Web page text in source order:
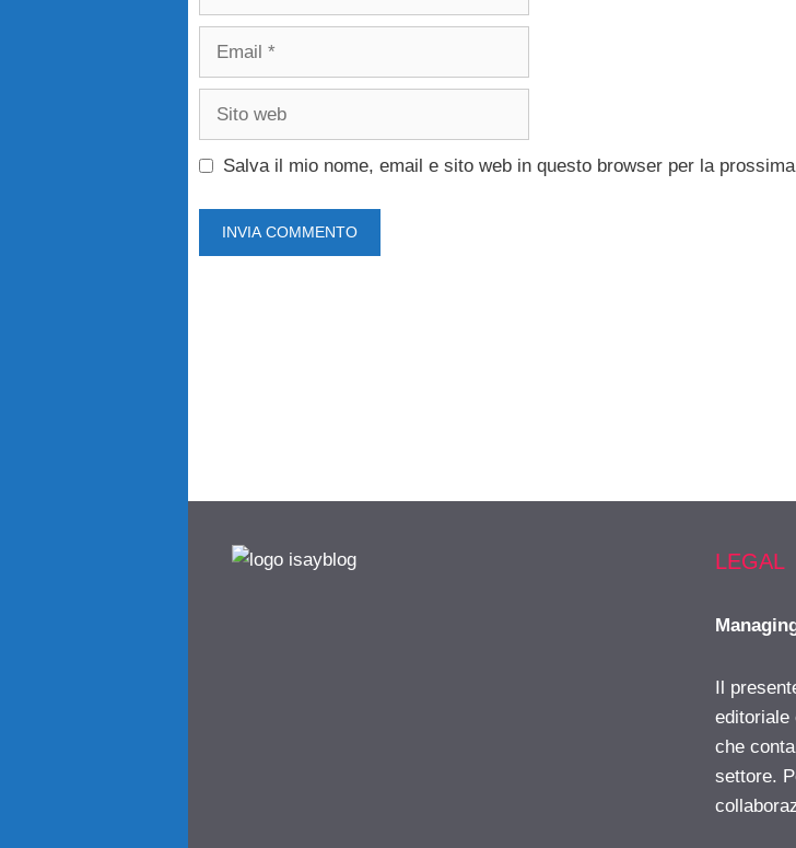
Email
Sito
Salva il mio nome, email e sito web in questo browser per la
LEGAL
Il
editoriale
che
settore.